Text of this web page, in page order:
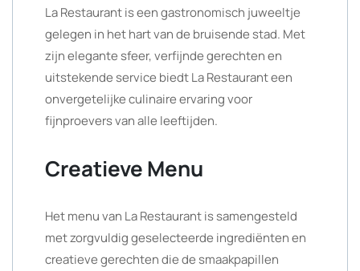
La Restaurant is een gastronomisch juweeltje
gelegen in het hart van de bruisende stad. Met
zijn elegante sfeer, verfijnde gerechten en
uitstekende service biedt La Restaurant een
onvergetelijke culinaire ervaring voor
fijnproevers van alle leeftijden.
Creatieve Menu
Het menu van La Restaurant is samengesteld
met zorgvuldig geselecteerde ingrediënten en
creatieve gerechten die de smaakpapillen